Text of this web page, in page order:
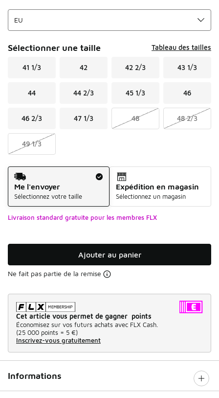
Sélectionner une taille Tableau des tailles
41 1/3 42 42 2/3 43 1/3
44 44 2/3 45 1/3 46
46 2/3 47 1/3 48 48 2/3
49 1/3
Mode d'expédition
Me l'envoyer
Sélectionnez votre taille
Expédition en magasin
Sélectionnez un magasin
Livraison standard gratuite pour les membres FLX
Ajouter au panier
Ne fait pas partie de la remise
Cet article vous permet de gagner points
Économisez sur vos futurs achats avec FLX Cash.
(25 000 points = 5 €)
Inscrivez-vous gratuitement
Informations